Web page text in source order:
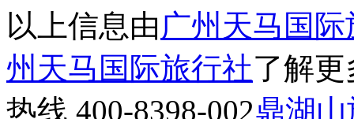
以上信息由广州天马国
州天马国际旅行社了解
热线 400-8398-002鼎湖